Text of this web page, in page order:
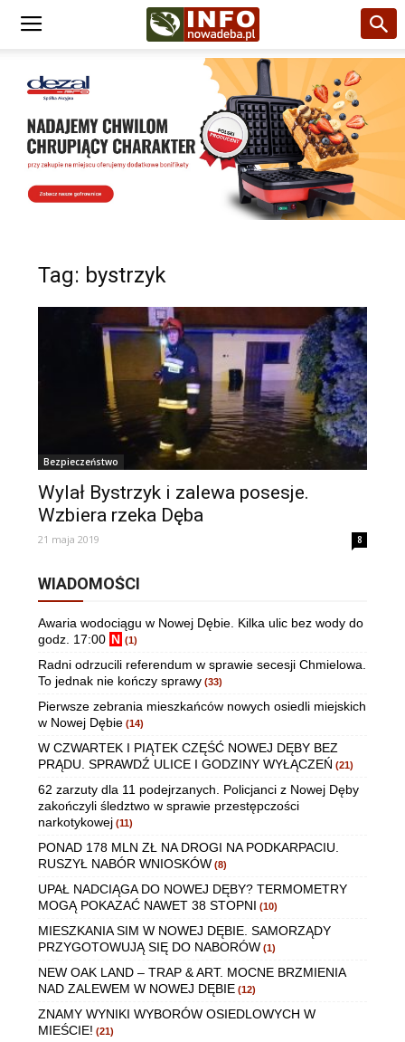
Tag: bystrzyk
Bezpieczeństwo
Wylał Bystrzyk i zalewa posesje.
Wzbiera rzeka Dęba
21 maja 2019 8
WIADOMOŚCI
Awaria wodociągu w Nowej Dębie. Kilka ulic bez wody do
godz. 17:00 N (1)
Radni odrzucili referendum w sprawie secesji Chmielowa.
To jednak nie kończy sprawy (33)
Pierwsze zebrania mieszkańców nowych osiedli miejskich
w Nowej Dębie (14)
W CZWARTEK I PIĄTEK CZĘŚĆ NOWEJ DĘBY BEZ
PRĄDU. SPRAWDŹ ULICE I GODZINY WYŁĄCZEŃ (21)
62 zarzuty dla 11 podejrzanych. Policjanci z Nowej Dęby
zakończyli śledztwo w sprawie przestępczości
narkotykowej (11)
PONAD 178 MLN ZŁ NA DROGI NA PODKARPACIU.
RUSZYŁ NABÓR WNIOSKÓW (8)
UPAŁ NADCIĄGA DO NOWEJ DĘBY? TERMOMETRY
MOGĄ POKAZAĆ NAWET 38 STOPNI (10)
MIESZKANIA SIM W NOWEJ DĘBIE. SAMORZĄDY
PRZYGOTOWUJĄ SIĘ DO NABORÓW (1)
NEW OAK LAND – TRAP & ART. MOCNE BRZMIENIA
NAD ZALEWEM W NOWEJ DĘBIE (12)
ZNAMY WYNIKI WYBORÓW OSIEDLOWYCH W
MIEŚCIE! (21)